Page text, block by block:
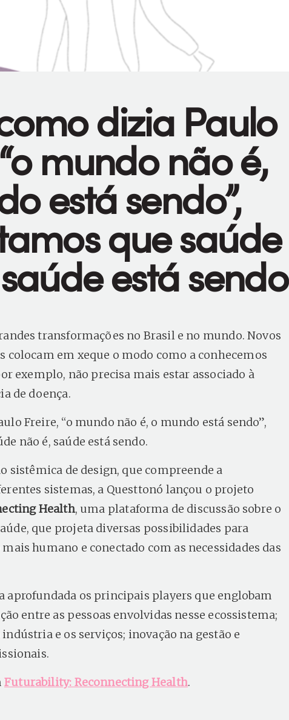
dizia Paulo
mundo não é,
está sendo”,
que saúde
está sendo
transformações no Brasil e no mundo. Novos
colocam em xeque o modo como a conhecemos
exemplo, não precisa mais estar associado à
de doença.
Freire, “o mundo não é, o mundo está sendo”,
não é, saúde está sendo.
sistêmica de design, que compreende a
sistemas, a Questtonó lançou o projeto
Health, uma plataforma de discussão sobre o
que projeta diversas possibilidades para
humano e conectado com as necessidades das
aprofundada os principais players que englobam
entre as pessoas envolvidas nesse ecossistema;
e os serviços; inovação na gestão e
Futurability: Reconnecting Health.